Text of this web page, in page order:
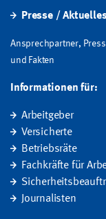
Presse /
Ansprechpartner,
und Fakten
Informationen für:
Arbeitgeber
Versicherte
Betriebsräte
Fachkräfte für
Journalisten